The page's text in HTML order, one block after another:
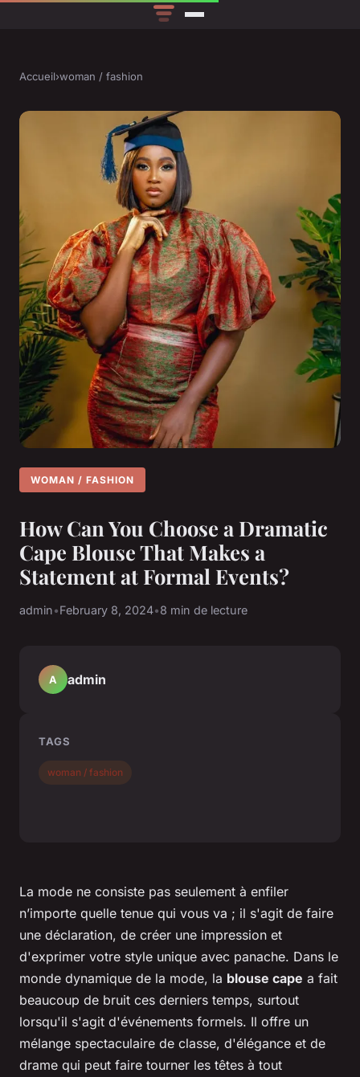
Accueil›woman / fashion
WOMAN / FASHION
How Can You Choose a Dramatic
Cape Blouse That Makes a
Statement at Formal Events?
admin•February 8, 2024•8 min de lecture
La mode ne consiste pas seulement à enfiler
n’importe quelle tenue qui vous va ; il s'agit de faire
une déclaration, de créer une impression et
d'exprimer votre style unique avec panache. Dans le
monde dynamique de la mode, la blouse cape a fait
beaucoup de bruit ces derniers temps, surtout
lorsqu'il s'agit d'événements formels. Il offre un
mélange spectaculaire de classe, d'élégance et de
drame qui peut faire tourner les têtes à tout
A admin
TAGS
woman / fashion